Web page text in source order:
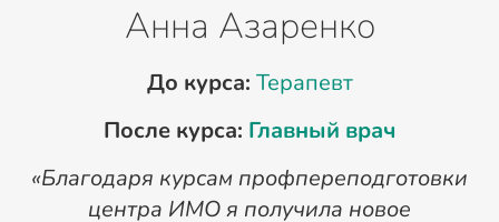
Анна Азаренко
До курса: Терапевт
После курса: Главный врач
«Благодаря курсам профпереподготовки
центра ИМО я получила новое